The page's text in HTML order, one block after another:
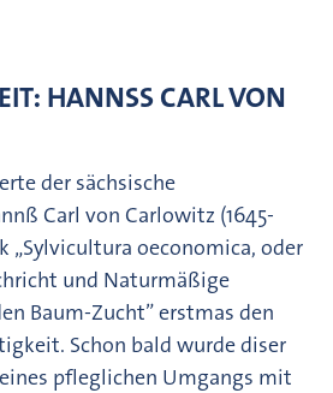
HANNSS CARL VON C
der sächsische
Carl von Carlowitz (1645-
„Sylvicultura oeconomica, oder
und Naturmäßige
Baum-Zucht” erstmas den
Schon bald wurde diser
pfleglichen Umgangs mit